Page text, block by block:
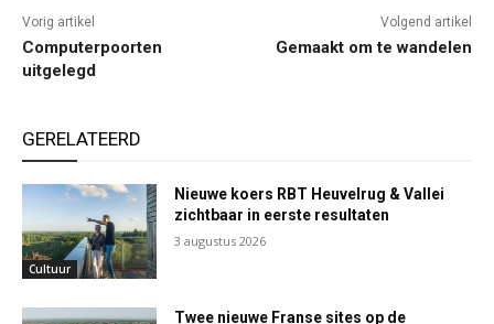
Vorig artikel
Computerpoorten
uitgelegd
Volgend artikel
Gemaakt om te wandelen
GERELATEERD
Cultuur
Nieuwe koers RBT Heuvelrug & Vallei
zichtbaar in eerste resultaten
3 augustus 2026
Twee nieuwe Franse sites op de